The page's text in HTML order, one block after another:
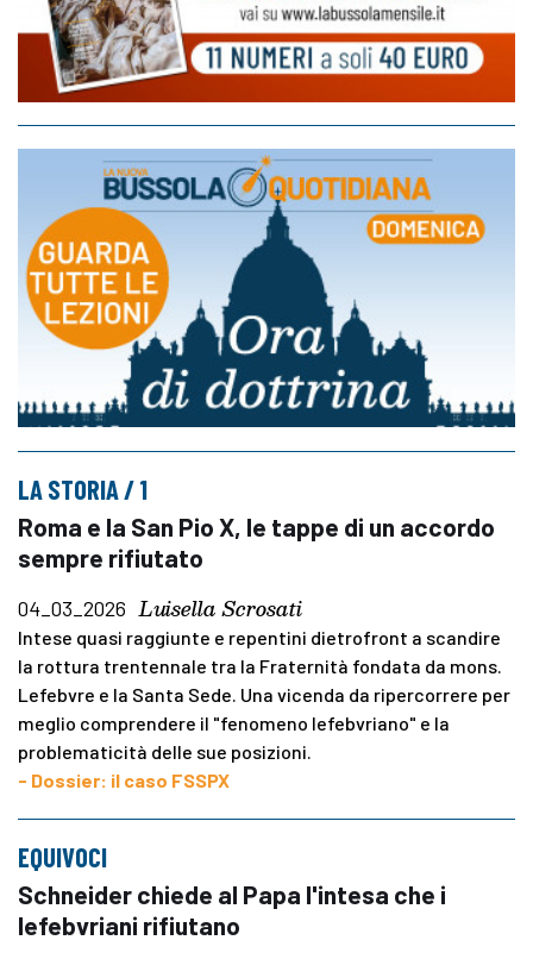
LA STORIA / 1
Roma e la San Pio X, le tappe di un accordo
sempre rifiutato
04_03_2026 Luisella Scrosati
Intese quasi raggiunte e repentini dietrofront a scandire
la rottura trentennale tra la Fraternità fondata da mons.
Lefebvre e la Santa Sede. Una vicenda da ripercorrere per
meglio comprendere il "fenomeno lefebvriano" e la
problematicità delle sue posizioni.
- Dossier: il caso FSSPX
EQUIVOCI
Schneider chiede al Papa l'intesa che i
lefebvriani rifiutano